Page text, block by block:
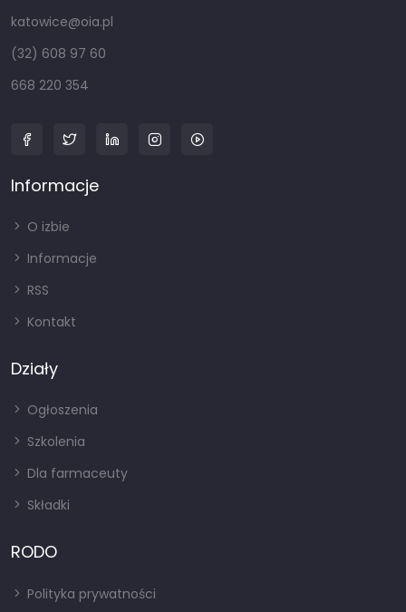
katowice@oia.pl
(32) 608 97 60
668 220 354
Informacje
O izbie
Informacje
RSS
Kontakt
Działy
Ogłoszenia
Szkolenia
Dla farmaceuty
Składki
RODO
Polityka prywatności